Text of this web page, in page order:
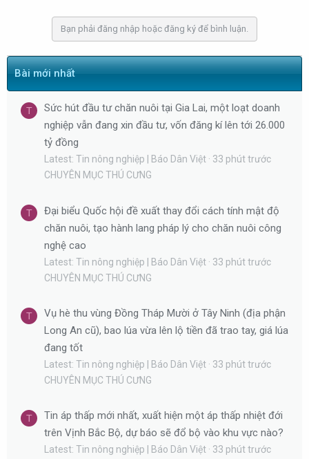
b
y
Bạn phải đăng nhập hoặc đăng ký để bình luận.
Bài mới nhất
T
Sức hút đầu tư chăn nuôi tại Gia Lai, một loạt doanh
nghiệp vẫn đang xin đầu tư, vốn đăng kí lên tới 26.000
tỷ đồng
Latest: Tin nông nghiệp | Báo Dân Việt
33 phút trước
CHUYÊN MỤC THÚ CƯNG
T
Đại biểu Quốc hội đề xuất thay đổi cách tính mật độ
chăn nuôi, tạo hành lang pháp lý cho chăn nuôi công
nghệ cao
Latest: Tin nông nghiệp | Báo Dân Việt
33 phút trước
CHUYÊN MỤC THÚ CƯNG
T
Vụ hè thu vùng Đồng Tháp Mười ở Tây Ninh (địa phận
Long An cũ), bao lúa vừa lên lộ tiền đã trao tay, giá lúa
đang tốt
Latest: Tin nông nghiệp | Báo Dân Việt
33 phút trước
CHUYÊN MỤC THÚ CƯNG
T
Tin áp thấp mới nhất, xuất hiện một áp thấp nhiệt đới
trên Vịnh Bắc Bộ, dự báo sẽ đổ bộ vào khu vực nào?
Latest: Tin nông nghiệp | Báo Dân Việt
33 phút trước